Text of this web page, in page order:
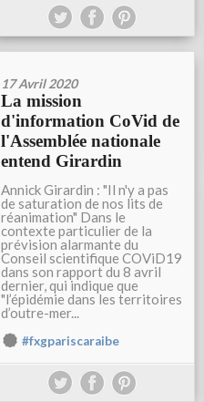
17 Avril 2020
La mission
d'information CoVid de
l'Assemblée nationale
entend Girardin
Annick Girardin : "Il n'y a pas
de saturation de nos lits de
réanimation" Dans le
contexte particulier de la
prévision alarmante du
Conseil scientifique COViD19
dans son rapport du 8 avril
dernier, qui indique que
"l’épidémie dans les territoires
d’outre-mer...
#fxgpariscaraibe